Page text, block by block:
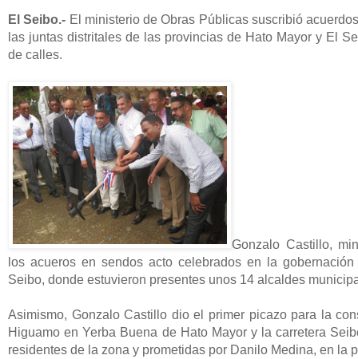
El Seibo.- El ministerio de Obras Públicas suscribió
las juntas distritales de las provincias de Hato Mayor y El
de calles.
Gonzalo Castillo,
los acueros en sendos acto celebrados en la
Seibo, donde estuvieron presentes unos 14 alcaldes
Asimismo, Gonzalo Castillo dio el primer picazo para la
Higuamo en Yerba Buena de Hato Mayor y la carretera
residentes de la zona y prometidas por Danilo Medina, en la